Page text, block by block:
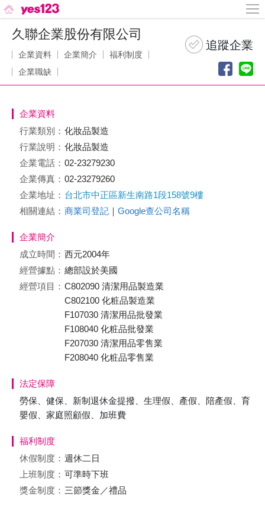
久聯企業股份有限公司
企業資料 企業簡介
福利制度
企業職缺
企業資料
行業類別： 化妝品製造
行業說明： 化妝品製造
企業電話： 02-23279230
企業傳真： 02-23279260
企業地址： 台北市中正區新生南路1段158號9樓
相關連結： 商業司登記 ｜ Google查公司名稱
企業簡介
成立時間： 西元2004年
經營據點： 總部設於美國
經營項目： C802090 清潔用品製造業
C802100 化粧品製造業
F107030 清潔用品批發業
F108040 化粧品批發業
F207030 清潔用品零售業
F208040 化粧品零售業
法定保障
勞保、健保、新制退休金提撥、生理假、產假、陪產假、育
嬰假、家庭照顧假、加班費
福利制度
休假制度： 週休二日
上班制度： 可準時下班
獎金制度： 三節獎金／禮品